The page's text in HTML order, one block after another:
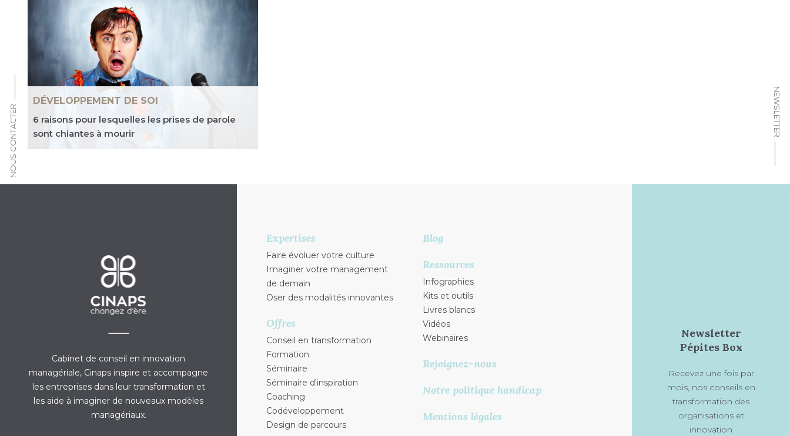
NOUS CONTACTER NEWSLETTER
DÉVELOPPEMENT DE SOI
6 raisons pour lesquelles les prises de parole
sont chiantes à mourir
Cabinet de conseil en innovation
managériale, Cinaps inspire et accompagne
les entreprises dans leur transformation et
les aide à imaginer de nouveaux modèles
managériaux.
Expertises
Faire évoluer votre culture
Imaginer votre management
de demain
Oser des modalités innovantes
Offres
Conseil en transformation
Formation
Séminaire
Séminaire d'inspiration
Coaching
Codéveloppement
Design de parcours
Blog
Ressources
Infographies
Kits et outils
Livres blancs
Vidéos
Webinaires
Rejoignez-nous
Notre politique handicap
Mentions légales
Newsletter
Pépites Box
Recevez une fois par
mois, nos conseils en
transformation des
organisations et
innovation